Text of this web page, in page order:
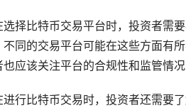
选择比特币交易平台时，投资者需
不同的交易平台可能在这些方面有
应该关注平台的合规性和监管情
进行比特币交易时，投资者还需要